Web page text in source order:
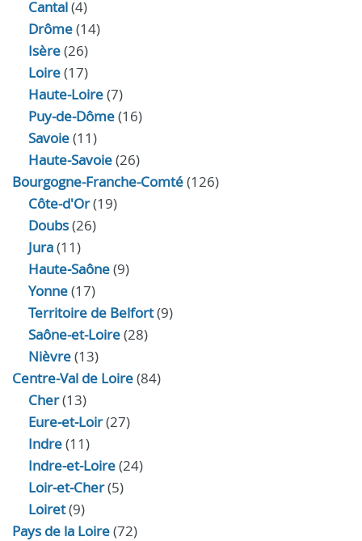
Cantal(4)
Drôme(14)
Isère(26)
Loire(17)
Haute-Loire(7)
Puy-de-Dôme(16)
Savoie(11)
Haute-Savoie(26)
Bourgogne-Franche-Comté(126)
Côte-d'Or(19)
Doubs(26)
Jura(11)
Haute‑Saône(9)
Yonne(17)
Territoire de Belfort(9)
Saône-et-Loire(28)
Nièvre(13)
Centre-Val de Loire(84)
Cher(13)
Eure‑et‑Loir(27)
Indre(11)
Indre‑et‑Loire(24)
Loir‑et‑Cher(5)
Loiret(9)
Pays de la Loire(72)